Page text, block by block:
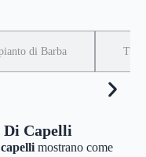
di Barba
Capelli
mostrano come